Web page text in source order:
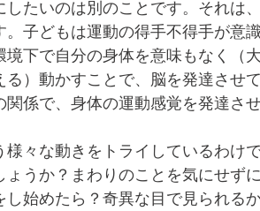
したいのは別のことです。それは
子どもは運動の得手不得手が意
境下で自分の身体を意味もなく（
）動かすことで、脳を発達させて
係で、身体の運動感覚を発達させ
様々な動きをトライしているわけ
うか？まわりのことを気にせずに
始めたら？奇異な目で見られるか